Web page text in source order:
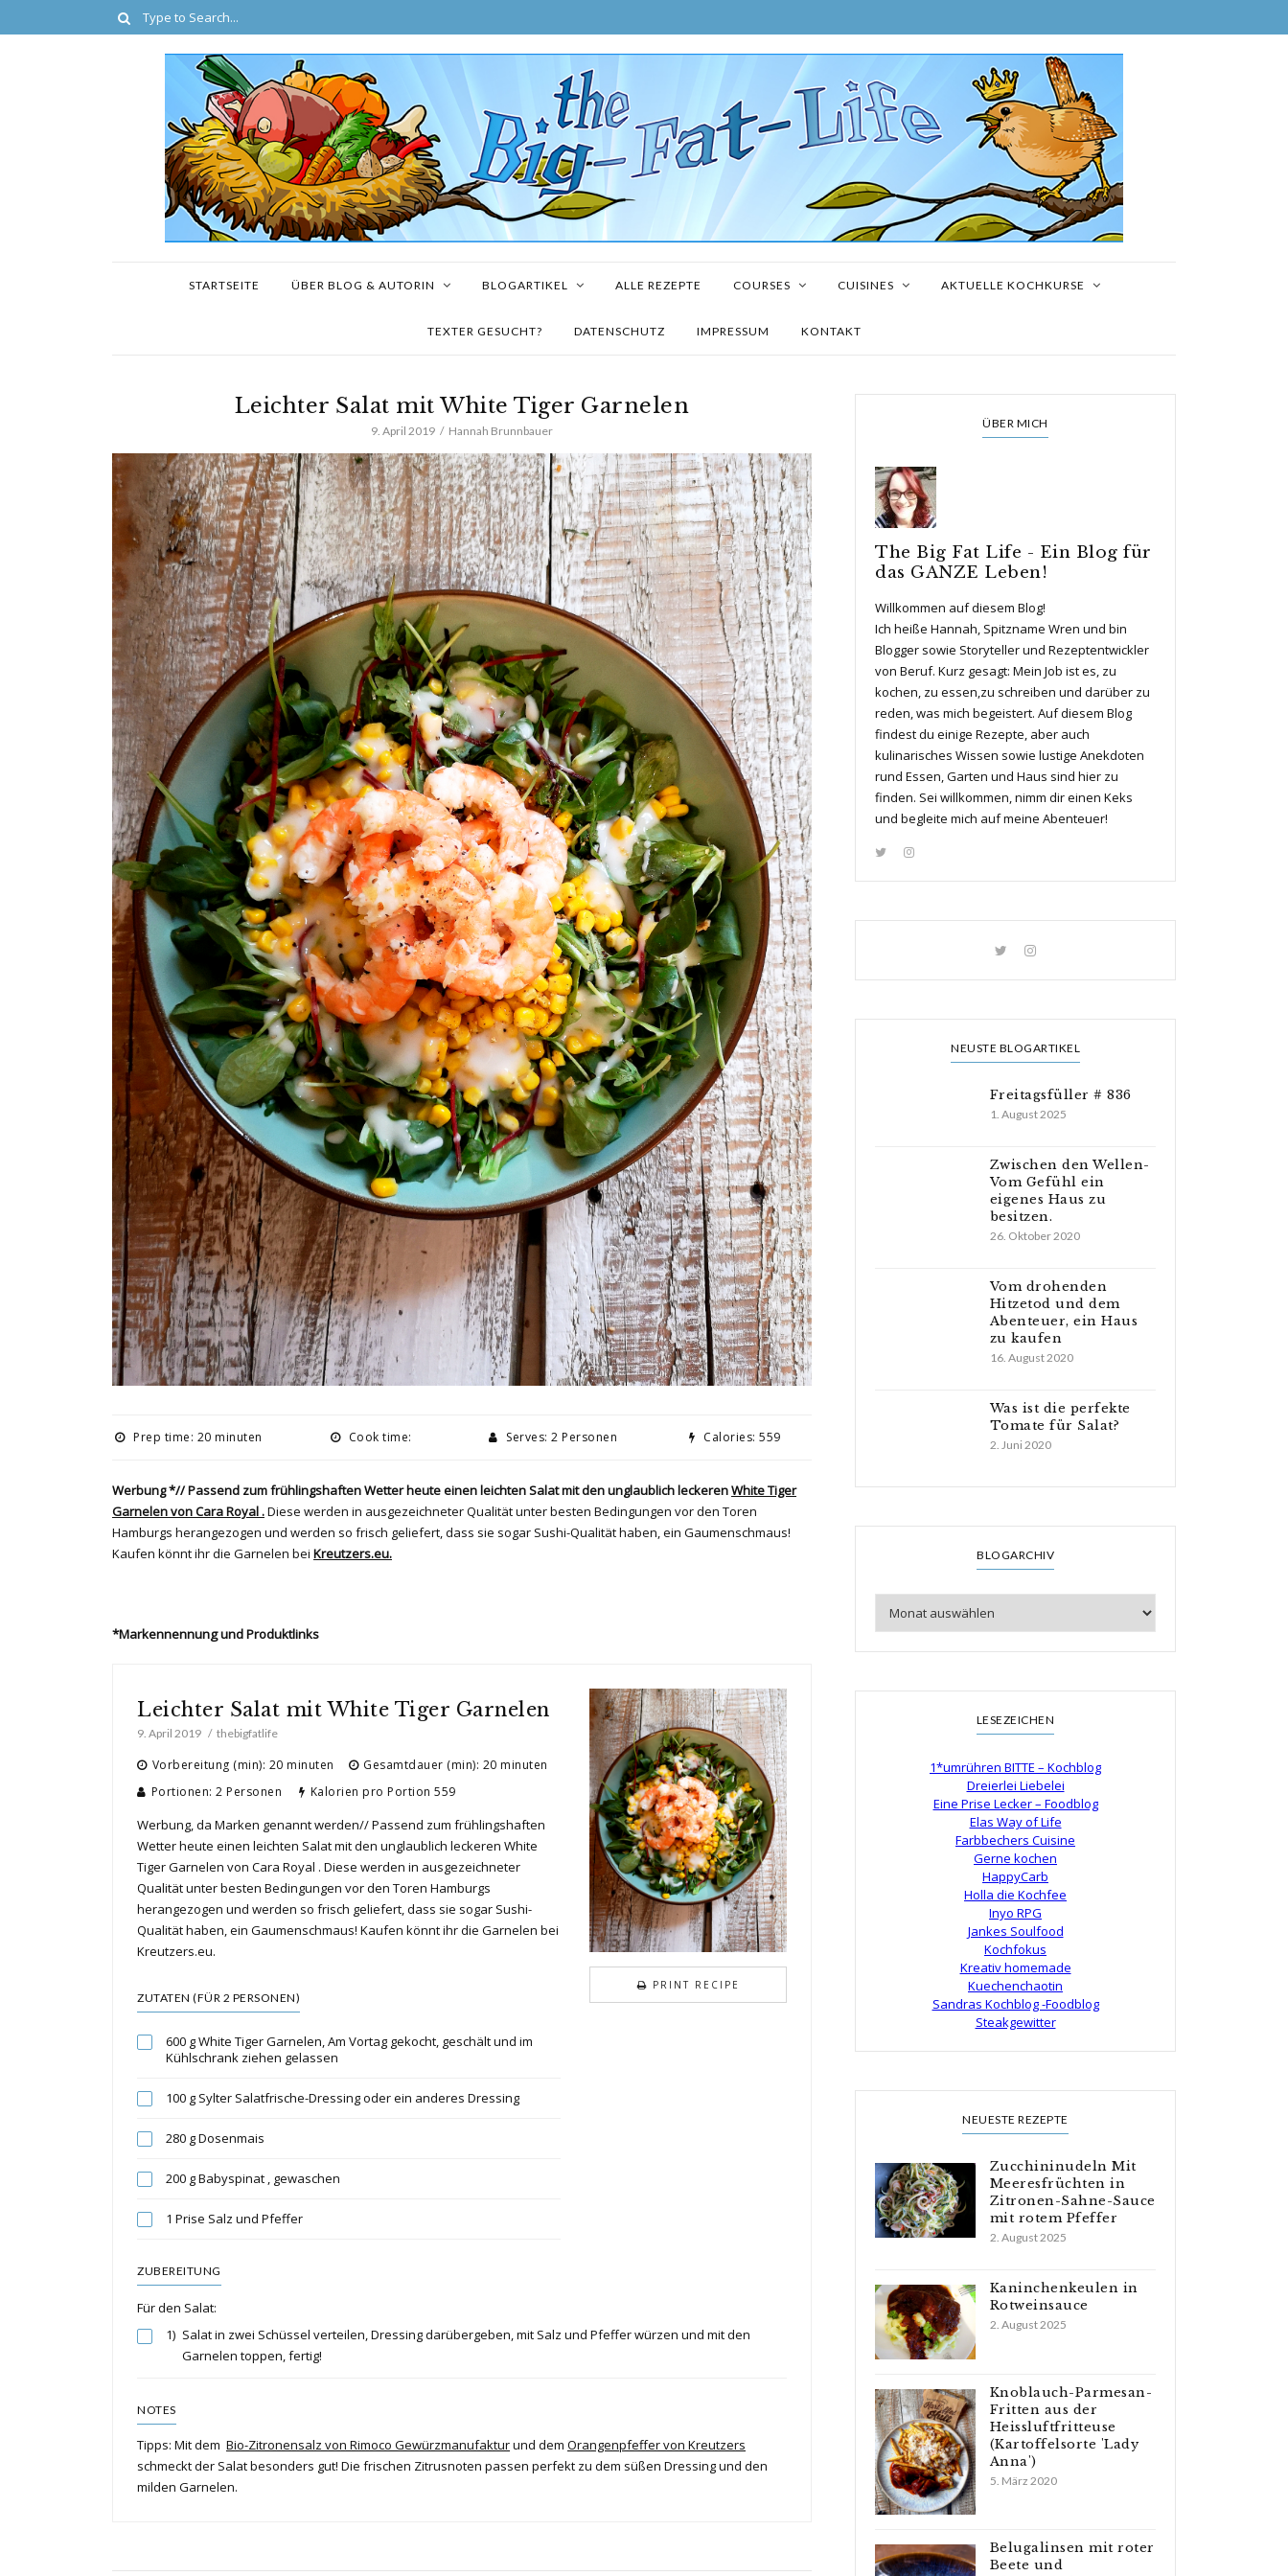
STARTSEITE ÜBER BLOG & AUTORIN BLOGARTIKEL ALLE REZEPTE COURSES CUISINES AKTUELLE KOCHKURSE
TEXTER GESUCHT? DATENSCHUTZ IMPRESSUM KONTAKT
Leichter Salat mit White Tiger Garnelen
9. April 2019 Hannah Brunnbauer
Prep time: 20 minuten Cook time: Serves: 2 Personen Calories: 559
Werbung *// Passend zum frühlingshaften Wetter heute einen leichten Salat mit den unglaublich leckerenWhite Tiger
Garnelen von Cara Royal .Diese werden in ausgezeichneter Qualität unter besten Bedingungen vor den Toren
Hamburgs herangezogen und werden so frisch geliefert, dass sie sogar Sushi-Qualität haben, ein Gaumenschmaus!
Kaufen könnt ihr die Garnelen bei Kreutzers.eu.
*Markennennung und Produktlinks
PRINT RECIPE
Leichter Salat mit White Tiger Garnelen
9. April 2019 thebigfatlife
Vorbereitung (min): 20 minuten
Gesamtdauer (min): 20 minuten
Portionen: 2 Personen
Kalorien pro Portion 559
Werbung, da Marken genannt werden// Passend zum frühlingshaften
Wetter heute einen leichten Salat mit den unglaublich leckeren White
Tiger Garnelen von Cara Royal . Diese werden in ausgezeichneter
Qualität unter besten Bedingungen vor den Toren Hamburgs
herangezogen und werden so frisch geliefert, dass sie sogar Sushi-
Qualität haben, ein Gaumenschmaus! Kaufen könnt ihr die Garnelen bei
Kreutzers.eu.
ZUTATEN (FÜR 2 PERSONEN)
600 g White Tiger Garnelen, Am Vortag gekocht, geschält und im
Kühlschrank ziehen gelassen
100 g Sylter Salatfrische-Dressing oder ein anderes Dressing
280 g Dosenmais
200 g Babyspinat , gewaschen
1 Prise Salz und Pfeffer
ZUBEREITUNG
Für den Salat:
1) Salat in zwei Schüssel verteilen, Dressing darübergeben, mit Salz und Pfeffer würzen und mit den
Garnelen toppen, fertig!
NOTES
Tipps: Mit dem Bio-Zitronensalz von Rimoco Gewürzmanufakturund dem Orangenpfeffer von Kreutzers
schmeckt der Salat besonders gut! Die frischen Zitrusnoten passen perfekt zu dem süßen Dressing und den
milden Garnelen.
ÜBER MICH
The Big Fat Life - Ein Blog für
das GANZE Leben!
Willkommen auf diesem Blog!
Ich heiße Hannah, Spitzname Wren und bin
Blogger sowie Storyteller und Rezeptentwickler
von Beruf. Kurz gesagt: Mein Job ist es, zu
kochen, zu essen,zu schreiben und darüber zu
reden, was mich begeistert. Auf diesem Blog
findest du einige Rezepte, aber auch
kulinarisches Wissen sowie lustige Anekdoten
rund Essen, Garten und Haus sind hier zu
finden. Sei willkommen, nimm dir einen Keks
und begleite mich auf meine Abenteuer!
NEUSTE BLOGARTIKEL
Freitagsfüller # 836
1. August 2025
Zwischen den Wellen-
Vom Gefühl ein
eigenes Haus zu
besitzen.
26. Oktober 2020
Vom drohenden
Hitzetod und dem
Abenteuer, ein Haus
zu kaufen
16. August 2020
Was ist die perfekte
Tomate für Salat?
2. Juni 2020
BLOGARCHIV
LESEZEICHEN
1*umrühren BITTE – Kochblog
Dreierlei Liebelei
Eine Prise Lecker – Foodblog
Elas Way of Life
Farbbechers Cuisine
Gerne kochen
HappyCarb
Holla die Kochfee
Inyo RPG
Jankes Soulfood
Kochfokus
Kreativ homemade
Kuechenchaotin
Sandras Kochblog -Foodblog
Steakgewitter
NEUESTE REZEPTE
Zucchininudeln Mit
Meeresfrüchten in
Zitronen-Sahne-Sauce
mit rotem Pfeffer
2. August 2025
Kaninchenkeulen in
Rotweinsauce
2. August 2025
Knoblauch-Parmesan-
Fritten aus der
Heissluftfritteuse
(Kartoffelsorte 'Lady
Anna')
5. März 2020
Belugalinsen mit roter
Beete und